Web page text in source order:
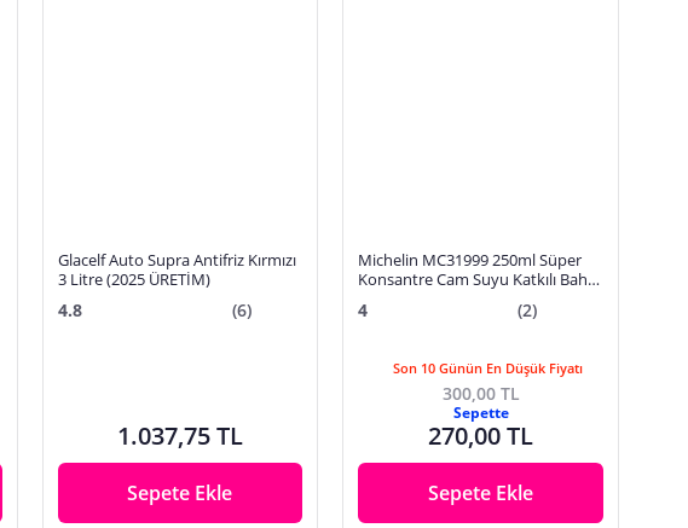
Glacelf Auto Supra Antifriz Kırmızı
3 Litre (2025 ÜRETİM)
4.8 (6)
1.037,75 TL
Sepete Ekle
Michelin MC31999 250ml Süper
Konsantre Cam Suyu Katkılı Bahar
4 (2)
Son 10 Günün En Düşük Fiyatı
300,00 TL
Sepette
270,00 TL
Sepete Ekle